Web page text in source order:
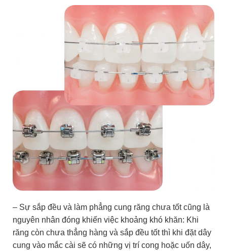
– Sự sắp đều và làm phẳng cung răng chưa tốt cũng là
nguyên nhân đóng khiến việc khoảng khó khăn: Khi
răng còn chưa thẳng hàng và sắp đều tốt thì khi đặt dây
cung vào mắc cài sẽ có những vị trí cong hoặc uốn dây,